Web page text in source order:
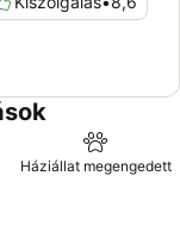
Háziállat megengedett